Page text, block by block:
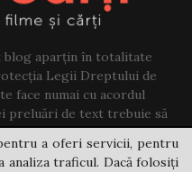
blog aparțin în totalitate
Legii Dreptului de
face numai cu acordul
preluări de text trebuie să
acest blog.
carti.ro
a oferi servicii, pentru
analiza traficul. Dacă folosiți